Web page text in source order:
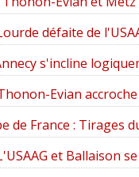
défaite de
s'incline
Evian
de France : Tirages
et Ballaison